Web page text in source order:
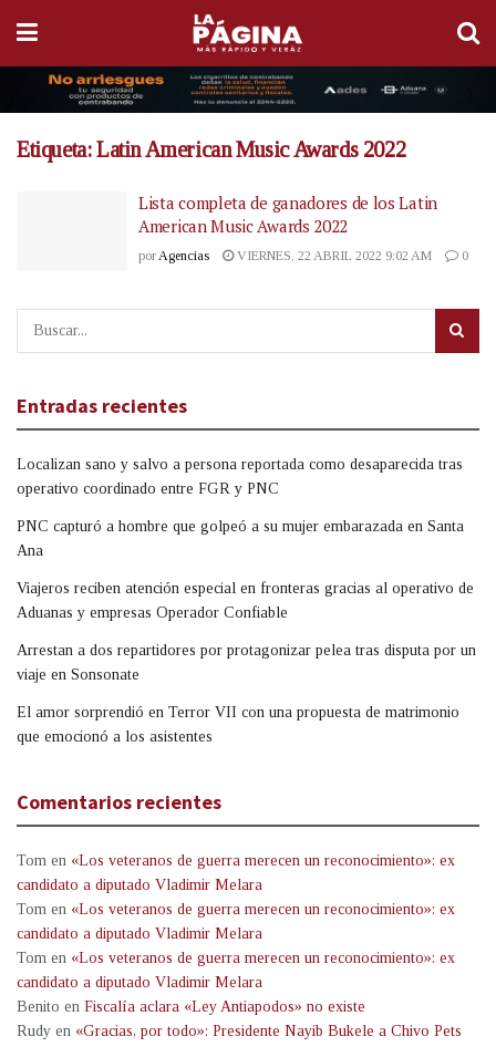
Etiqueta:Latin American Music Awards 2022
Lista completa de ganadores de los Latin
American Music Awards 2022
por Agencias VIERNES, 22 ABRIL 2022 9:02 AM 0
Entradas recientes
Localizan sano y salvo a persona reportada como desaparecida tras
operativo coordinado entre FGR y PNC
PNC capturó a hombre que golpeó a su mujer embarazada en Santa
Ana
Viajeros reciben atención especial en fronteras gracias al operativo de
Aduanas y empresas Operador Confiable
Arrestan a dos repartidores por protagonizar pelea tras disputa por un
viaje en Sonsonate
El amor sorprendió en Terror VII con una propuesta de matrimonio
que emocionó a los asistentes
Comentarios recientes
Tom en «Los veteranos de guerra merecen un reconocimiento»: ex
candidato a diputado Vladimir Melara
Tom en «Los veteranos de guerra merecen un reconocimiento»: ex
candidato a diputado Vladimir Melara
Tom en «Los veteranos de guerra merecen un reconocimiento»: ex
candidato a diputado Vladimir Melara
Benito en Fiscalía aclara «Ley Antiapodos» no existe
Rudy en «Gracias, por todo»: Presidente Nayib Bukele a Chivo Pets